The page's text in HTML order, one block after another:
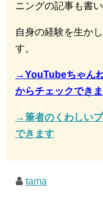
ニングの記事も書い
自身の経験を生か
す。
→YouTubeちゃん
からチェックでき
→筆者のくわしい
できます
tama